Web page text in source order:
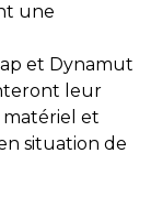
une
et Dynamut
leur
matériel et
situation de